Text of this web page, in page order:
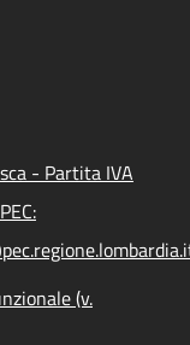
- Partita IVA
(v.